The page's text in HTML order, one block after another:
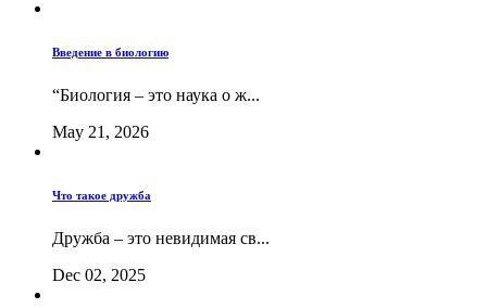
Введение в биологию
“Биология – это наука о ж...
May 21, 2026
Что такое дружба
Дружба – это невидимая св...
Dec 02, 2025